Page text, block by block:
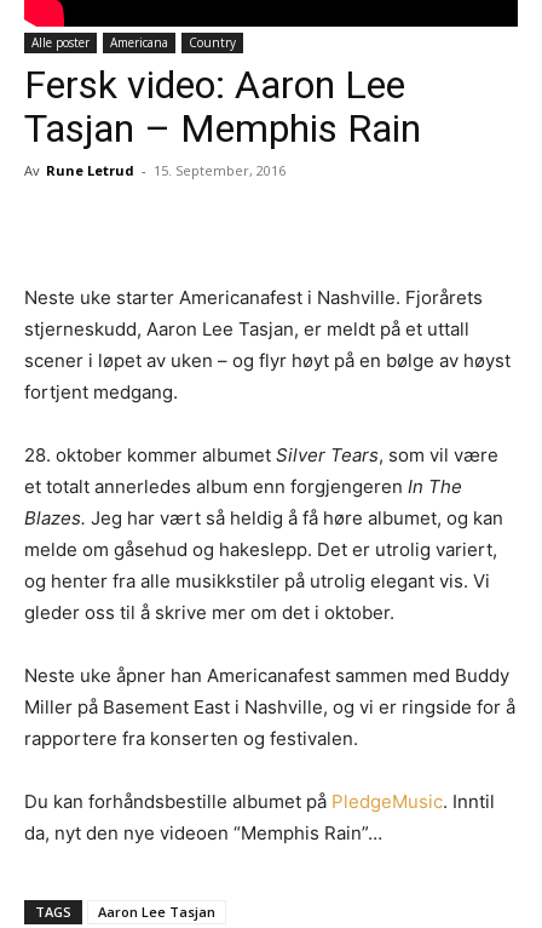
Alle poster Americana Country
Fersk video: Aaron Lee
Tasjan – Memphis Rain
Av Rune Letrud - 15. September, 2016
Neste uke starter Americanafest i Nashville. Fjorårets
stjerneskudd, Aaron Lee Tasjan, er meldt på et uttall
scener i løpet av uken – og flyr høyt på en bølge av høyst
fortjent medgang.
28. oktober kommer albumet Silver Tears, som vil være
et totalt annerledes album enn forgjengeren In The
Blazes. Jeg har vært så heldig å få høre albumet, og kan
melde om gåsehud og hakeslepp. Det er utrolig variert,
og henter fra alle musikkstiler på utrolig elegant vis. Vi
gleder oss til å skrive mer om det i oktober.
Neste uke åpner han Americanafest sammen med Buddy
Miller på Basement East i Nashville, og vi er ringside for å
rapportere fra konserten og festivalen.
Du kan forhåndsbestille albumet på PledgeMusic. Inntil
da, nyt den nye videoen “Memphis Rain”…
TAGS Aaron Lee Tasjan